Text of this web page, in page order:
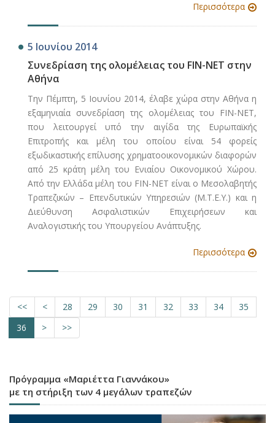
Περισσότερα
5 Ιουνίου 2014
Συνεδρίαση της ολομέλειας του FIN-NET στην
Αθήνα
Την Πέμπτη, 5 Ιουνίου 2014, έλαβε χώρα στην Αθήνα η
εξαμηνιαία συνεδρίαση της ολομέλειας του FIN-NET,
που λειτουργεί υπό την αιγίδα της Ευρωπαϊκής
Επιτροπής και μέλη του οποίου είναι 54 φορείς
εξωδικαστικής επίλυσης χρηματοοικονομικών διαφορών
από 25 κράτη μέλη του Ενιαίου Οικονομικού Χώρου.
Από την Ελλάδα μέλη του FIN-NET είναι ο Μεσολαβητής
Τραπεζικών – Επενδυτικών Υπηρεσιών (Μ.Τ.Ε.Υ.) και η
Διεύθυνση Ασφαλιστικών Επιχειρήσεων και
Αναλογιστικής του Υπουργείου Ανάπτυξης.
Περισσότερα
<< < 28 29 30 31 32 33 34
35
36
> >>
Πρόγραμμα «Μαριέττα Γιαννάκου»
με τη στήριξη των 4 μεγάλων τραπεζών